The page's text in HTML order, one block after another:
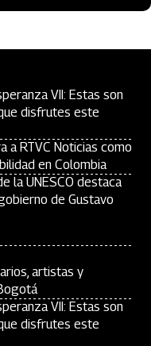
VII: Estas son
disfrutes este
RTVC Noticias como
en Colombia
la UNESCO destaca
de Gustavo
artistas y
VII: Estas son
disfrutes este